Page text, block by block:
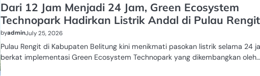
Dari 12 Jam Menjadi 24 Jam, Green Ecosystem
Technopark Hadirkan Listrik Andal di Pulau Rengit
byadminJuly 25, 2026
Pulau Rengit di Kabupaten Belitung kini menikmati pasokan listrik selama 24
berkat implementasi Green Ecosystem Technopark yang dikembangkan oleh…